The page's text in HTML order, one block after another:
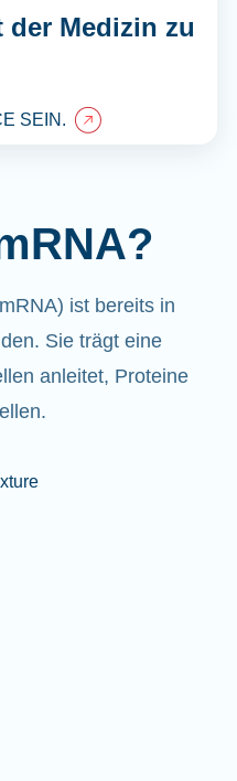
der Medizin zu
SEIN.
ist bereits in
Sie trägt eine
anleitet, Proteine